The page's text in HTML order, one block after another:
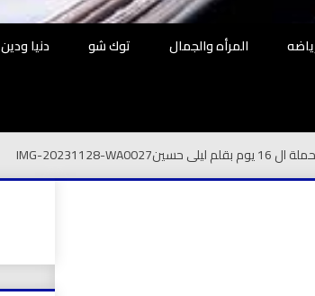
المرأه والجمال توك شو دنيا ودين
حسين IMG-20231128-WA0027